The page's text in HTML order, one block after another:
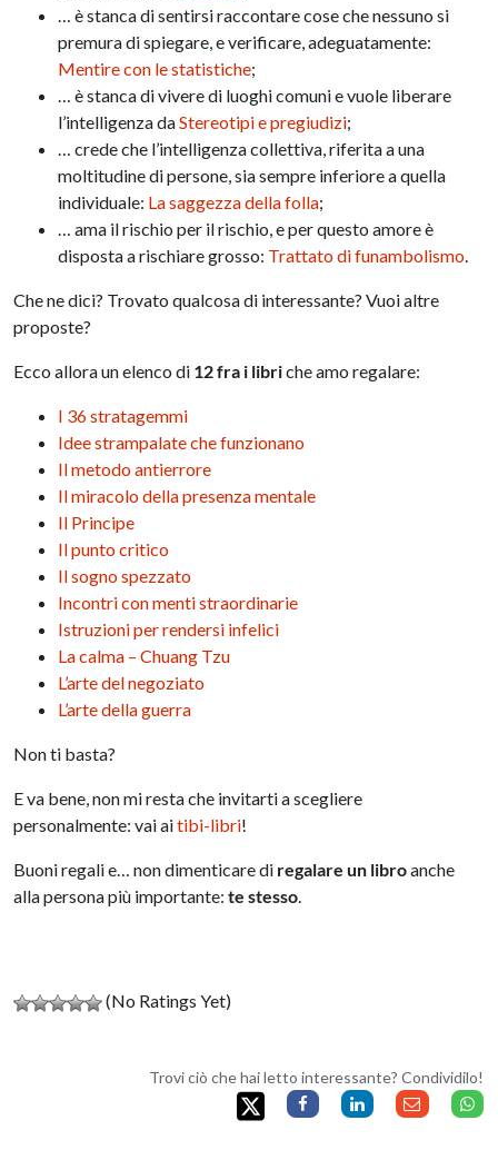
… è stanca di sentirsi raccontare cose che nessuno si
premura di spiegare, e verificare, adeguatamente:
Mentire con le statistiche;
… è stanca di vivere di luoghi comuni e vuole liberare
l’intelligenza daStereotipi e pregiudizi;
… crede che l’intelligenza collettiva, riferita a una
moltitudine di persone, sia sempre inferiore a quella
individuale: La saggezza della folla;
… ama il rischio per il rischio, e per questo amore è
disposta a rischiare grosso: Trattato di funambolismo.
Che ne dici? Trovato qualcosa di interessante? Vuoi altre
proposte?
Ecco allora un elenco di 12 fra i libriche amo regalare:
I 36 stratagemmi
Idee strampalate che funzionano
Il metodo antierrore
Il miracolo della presenza mentale
Il Principe
Il punto critico
Il sogno spezzato
Incontri con menti straordinarie
Istruzioni per rendersi infelici
La calma – Chuang Tzu
L’arte del negoziato
L’arte della guerra
Non ti basta?
E va bene, non mi resta che invitarti a scegliere
personalmente: vai aitibi-libri!
Buoni regali e… non dimenticare di regalare un libroanche
alla persona più importante:te stesso.
(No Ratings Yet)
Trovi ciò che hai letto interessante? Condividilo!